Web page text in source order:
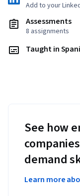
Add to your
Assessments
8 assignments
Taught in
See how
demand
Learn more